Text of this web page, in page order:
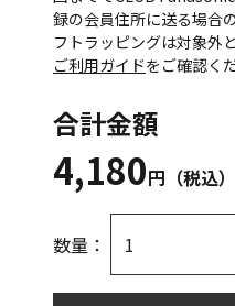
録の会員住所に送る場合
フトラッピングは対象外
ご利用ガイドをご確認く
合計金額
4,180円（税込）
数量：